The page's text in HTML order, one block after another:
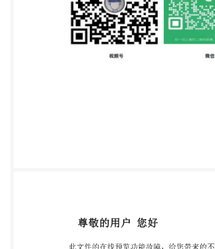
技术防范系统建设技术规范第13部分
与 DB33/T768.13—2009相比，除结
改动外，主要技术变化如下: a)将“建
“入侵和紧急报警系统”（见5.2，